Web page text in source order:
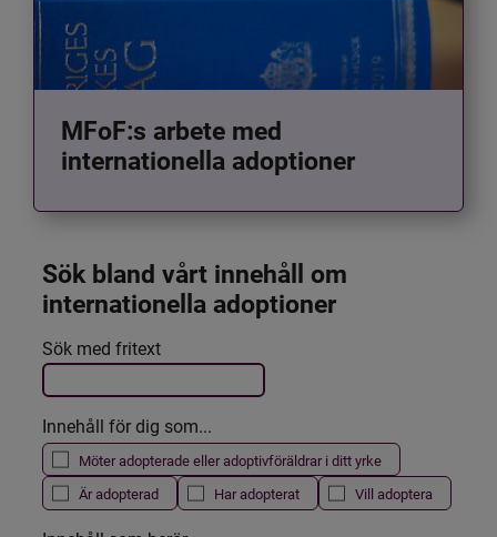
MFoF:s arbete med
internationella adoptioner
Sök bland vårt innehåll om
internationella adoptioner
Filtrera resultatet
Det här formuläret postas automatiskt
Sök med fritext
Innehåll för dig som...
Möter adopterade eller adoptivföräldrar i ditt yrke
Är adopterad
Har adopterat Vill adoptera